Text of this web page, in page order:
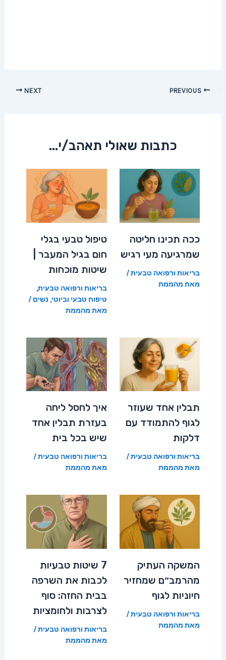
Post
NEXT
כתבות שאולי תאהב/י...
ככה תכינו חליטה
שמרגיעה מעי רגיש
בריאות ורפואה טבעית/
מאת מהממת
טיפול טבעי בגלי
חום בגיל המעבר |
שיטות מוכחות
בריאות ורפואה טבעית,
טיפוח טבעי וביוטי, נשים /
מאת מהממת
תבלין אחד שעוזר
לגוף להתמודד עם
דלקות
בריאות ורפואה טבעית/
מאת מהממת
איך לחסל ליחה
בעזרת תבלין אחד
שיש בכל בית
בריאות ורפואה טבעית/
מאת מהממת
המשקה העתיק
מהרמב״ם שמחזיר
חיוניות לגוף
בריאות ורפואה טבעית/
מאת מהממת
7 שיטות טבעיות
לכבות את השרפה
בבית החזה: סוף
לצרבות ולחומציות
בריאות ורפואה טבעית/
מאת מהממת